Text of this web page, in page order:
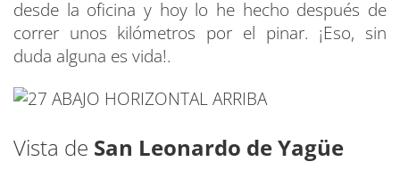
desde la oficina y hoy lo he hecho después de
correr unos kilómetros por el pinar. ¡Eso, sin
duda alguna es vida!.
Vista de San Leonardo de Yagüe